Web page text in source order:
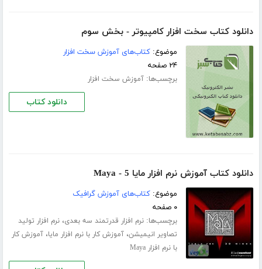
دانلود کتاب سخت افزار کامپیوتر - بخش سوم
موضوع:کتاب‌های آموزش سخت افزار
۲۴ صفحه
برچسب‌ها:آموزش سخت افزار
دانلود کتاب
دانلود کتاب آموزش نرم افزار مایا 5 - Maya
موضوع:کتاب‌های آموزش گرافیک
۰ صفحه
برچسب‌ها:نرم افزار قدرتمند سه بعدی،نرم افزار تولید
تصاویر انیمیشن،آموزش کار با نرم افزار مایا،آموزش کار
با نرم افزار Maya